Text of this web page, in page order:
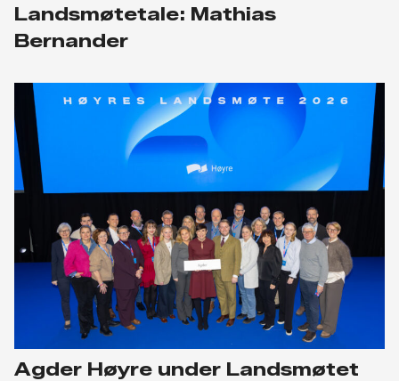
Landsmøtetale: Mathias
Bernander
Agder Høyre under Landsmøtet